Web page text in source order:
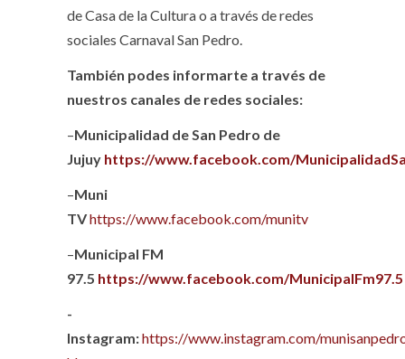
de Casa de la Cultura o a través de redes
sociales Carnaval San Pedro.
También podes informarte a través de
nuestros canales de redes sociales:
–Municipalidad de San Pedro de
Jujuy https://www.facebook.com/
–Muni
TVhttps://www.facebook.com/munitv
–Municipal FM
97.5 https://www.facebook.com/MunicipalFm97.5
-
Instagram:https://www.instagram.com/